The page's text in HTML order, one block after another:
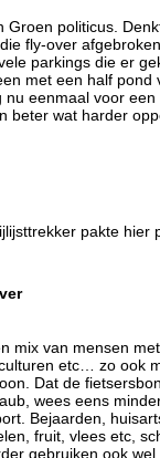
Groen politicus.
fly-over afgebroken
parkings die er
met een half pond
eenmaal voor
beter wat harder
pakte hier
mix van mensen
etc… zo ook
Dat de
wees eens
Bejaarden,
fruit, vlees etc,
gebruiken ook